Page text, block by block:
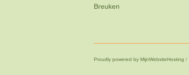
Breuken
Proudly powered by MijnWebsiteHosting /